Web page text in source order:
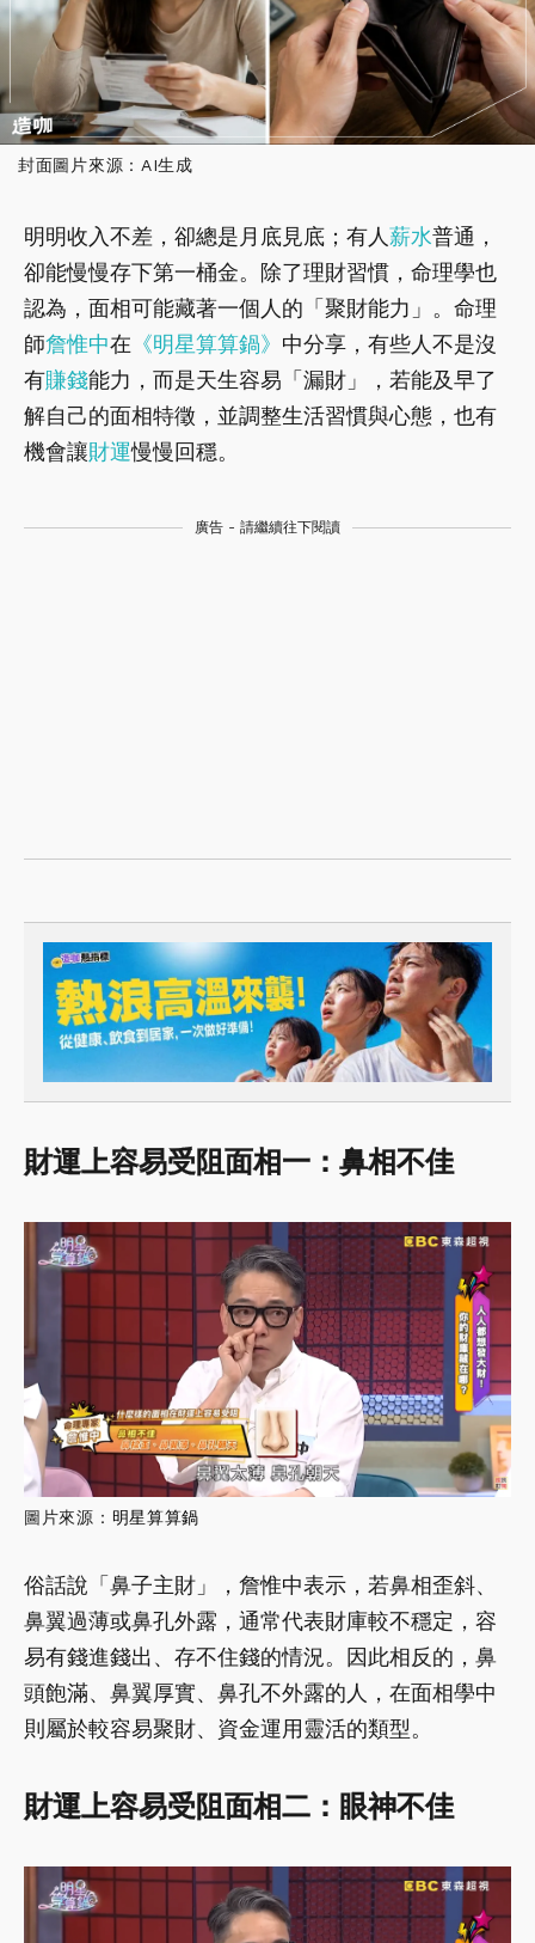
封面圖片來源：AI生成
明明收入不差，卻總是月底見底；有人薪水普通，
卻能慢慢存下第一桶金。除了理財習慣，命理學也
認為，面相可能藏著一個人的「聚財能力」。命理
師詹惟中在 《明星算算鍋》 中分享，有些人不是沒
有賺錢能力，而是天生容易「漏財」，若能及早了
解自己的面相特徵，並調整生活習慣與心態，也有
機會讓財運慢慢回穩。
廣告 - 請繼續往下閱讀
財運上容易受阻面相一：鼻相不佳
圖片來源： 明星算算鍋
俗話說「鼻子主財」，詹惟中表示，若鼻相歪斜、
鼻翼過薄或鼻孔外露，通常代表財庫較不穩定，容
易有錢進錢出、存不住錢的情況。因此相反的，鼻
頭飽滿、鼻翼厚實、鼻孔不外露的人，在面相學中
則屬於較容易聚財、資金運用靈活的類型。
財運上容易受阻面相二：眼神不佳